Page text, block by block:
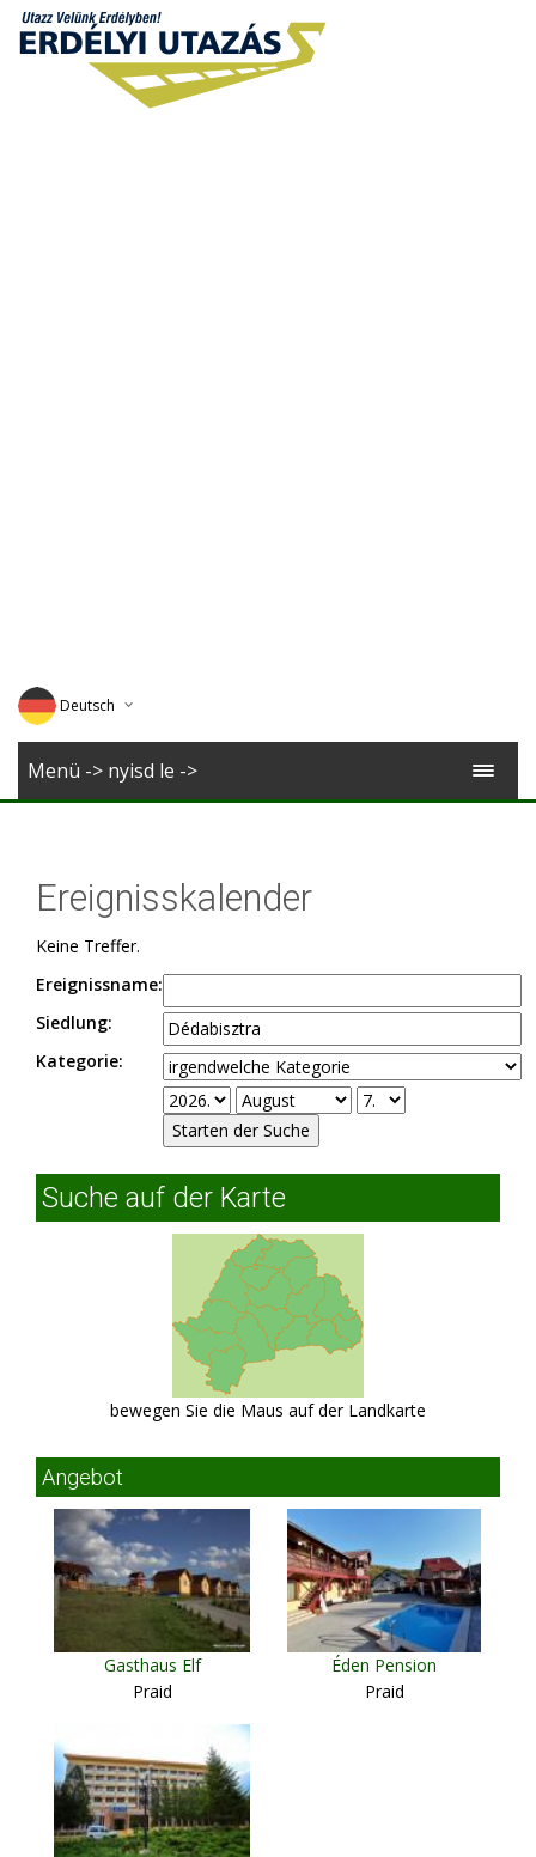
Deutsch
English
Menü -> nyisd le ->
Ereignisskalender
Keine Treffer.
Ereignissname:
Siedlung:
Kategorie:
Suche auf der Karte
bewegen Sie die Maus auf der Landkarte
Angebot
Gasthaus Elf
Praid
Éden Pension
Praid